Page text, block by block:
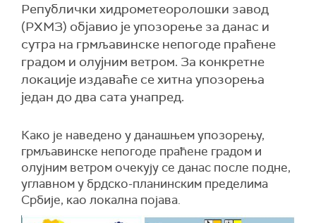
Републички хидрометеоролошки завод
(РХМЗ) објавио је упозорење за данас и
сутра на грмљавинске непогоде праћене
градом и олујним ветром. За конкретне
локације издаваће се хитна упозорења
један до два сата унапред.
Како је наведено у данашњем упозорењу,
грмљавинске непогоде праћене градом и
олујним ветром очекују се данас после подне,
углавном у брдско-планинским пределима
Србије, као локална појава.